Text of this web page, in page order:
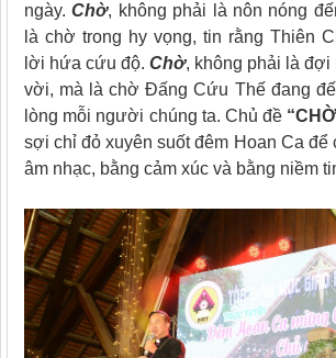
ngày.Chờ, không phải là nôn nóng
là chờ trong hy vọng, tin rằng Thiên
lời hứa cứu độ. Chờ, không phải là đợi
vời, mà là chờ Đấng Cứu Thế đang
lòng mỗi người chúng ta. Chủ đề
sợi chỉ đỏ xuyên suốt đêm Hoan Ca để
âm nhạc, bằng cảm xúc và bằng niềm